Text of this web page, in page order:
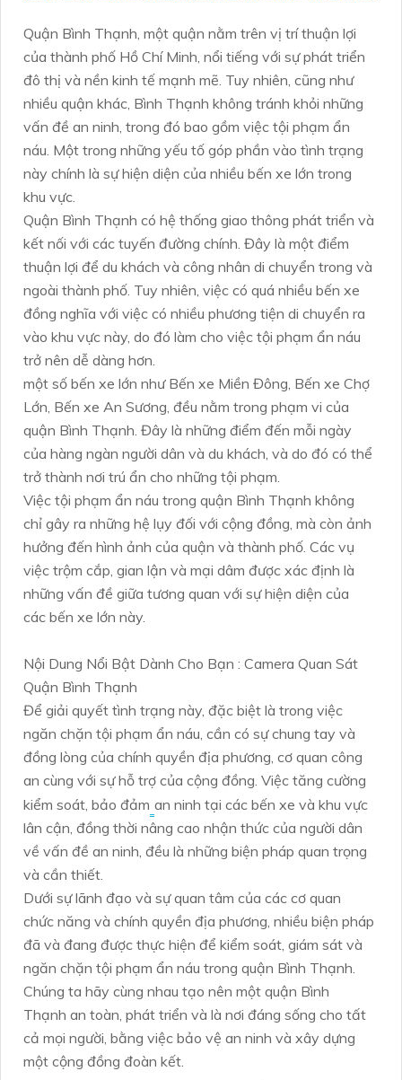
Quận Bình Thạnh, một quận nằm trên vị trí thuận lợi
của thành phố Hồ Chí Minh, nổi tiếng với sự phát triển
đô thị và nền kinh tế mạnh mẽ. Tuy nhiên, cũng như
nhiều quận khác, Bình Thạnh không tránh khỏi những
vấn đề an ninh, trong đó bao gồm việc tội phạm ẩn
náu. Một trong những yếu tố góp phần vào tình trạng
này chính là sự hiện diện của nhiều bến xe lớn trong
khu vực.
Quận Bình Thạnh có hệ thống giao thông phát triển và
kết nối với các tuyến đường chính. Đây là một điểm
thuận lợi để du khách và công nhân di chuyển trong và
ngoài thành phố. Tuy nhiên, việc có quá nhiều bến xe
đồng nghĩa với việc có nhiều phương tiện di chuyển ra
vào khu vực này, do đó làm cho việc tội phạm ẩn náu
trở nên dễ dàng hơn.
một số bến xe lớn như Bến xe Miền Đông, Bến xe Chợ
Lớn, Bến xe An Sương, đều nằm trong phạm vi của
quận Bình Thạnh. Đây là những điểm đến mỗi ngày
của hàng ngàn người dân và du khách, và do đó có thể
trở thành nơi trú ẩn cho những tội phạm.
Việc tội phạm ẩn náu trong quận Bình Thạnh không
chỉ gây ra những hệ lụy đối với cộng đồng, mà còn ảnh
hưởng đến hình ảnh của quận và thành phố. Các vụ
việc trộm cắp, gian lận và mại dâm được xác định là
những vấn đề giữa tương quan với sự hiện diện của
các bến xe lớn này.
Nội Dung Nổi Bật Dành Cho Bạn : Camera Quan Sát
Quận Bình Thạnh
Để giải quyết tình trạng này, đặc biệt là trong việc
ngăn chặn tội phạm ẩn náu, cần có sự chung tay và
đồng lòng của chính quyền địa phương, cơ quan công
an cùng với sự hỗ trợ của cộng đồng. Việc tăng cường
kiểm soát, bảo đảm an ninh tại các bến xe và khu vực
lân cận, đồng thời nâng cao nhận thức của người dân
về vấn đề an ninh, đều là những biện pháp quan trọng
và cần thiết.
Dưới sự lãnh đạo và sự quan tâm của các cơ quan
chức năng và chính quyền địa phương, nhiều biện pháp
đã và đang được thực hiện để kiểm soát, giám sát và
ngăn chặn tội phạm ẩn náu trong quận Bình Thạnh.
Chúng ta hãy cùng nhau tạo nên một quận Bình
Thạnh an toàn, phát triển và là nơi đáng sống cho tất
cả mọi người, bằng việc bảo vệ an ninh và xây dựng
một cộng đồng đoàn kết.